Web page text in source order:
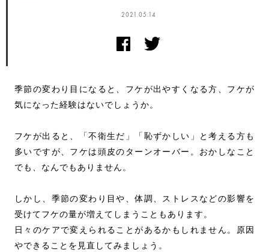
2021.05.14
季節の変わり目になると、フケが出やすくなる方、フケが
気になった経験はないでしょうか。
フケが出ると、「不衛生だ」「恥ずかしい」と考える方も
多いですが、フケは頭皮のターンオーバー。おかしなこと
でも、なんでもありません。
しかし、季節の変わり目や、体調、ストレスなどの影響を
受けてフケの量が増えてしまうこともあります。
日々のケアで変えられることがあるかもしれません。原因
やできることを見直してみましょう。